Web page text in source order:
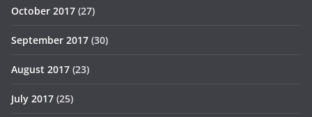
October 2017 (27)
September 2017 (30)
August 2017 (23)
July 2017 (25)